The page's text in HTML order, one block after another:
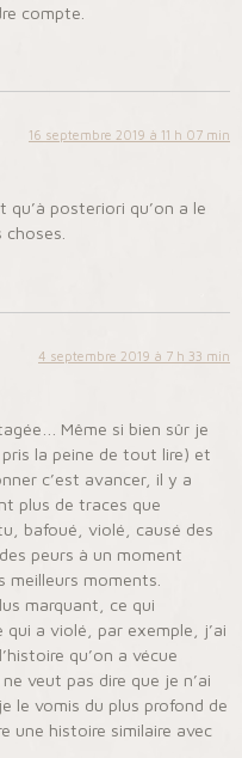
compte.
16 septembre 2019 à 11 h 07 min
qu’à posteriori qu’on a le
4 septembre 2019 à 7 h 33 min
Même si bien sûr je
pris la peine de tout lire) et
c’est avancer, il y a
plus de traces que
bafoué, violé, causé des
peurs à un moment
meilleurs moments.
marquant, ce qui
a violé, par exemple, j’ai
qu’on a vécue
veut pas dire que je n’ai
le vomis du plus profond de
une histoire similaire avec